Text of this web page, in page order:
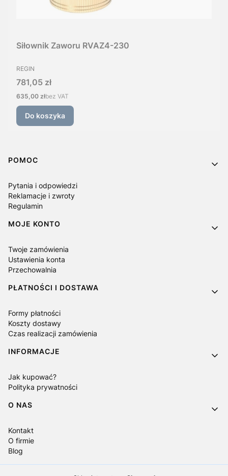
Siłownik Zaworu RVAZ4-230
PRODUCENT
REGIN
Cena
781,05 zł
Cena
635,00 złbez VAT
Do koszyka
Linki w stopce
POMOC
Pytania i odpowiedzi
Reklamacje i zwroty
Regulamin
MOJE KONTO
Twoje zamówienia
Ustawienia konta
Przechowalnia
PŁATNOŚCI I DOSTAWA
Formy płatności
Koszty dostawy
Czas realizacji zamówienia
INFORMACJE
Jak kupować?
Polityka prywatności
O NAS
Kontakt
O firmie
Blog